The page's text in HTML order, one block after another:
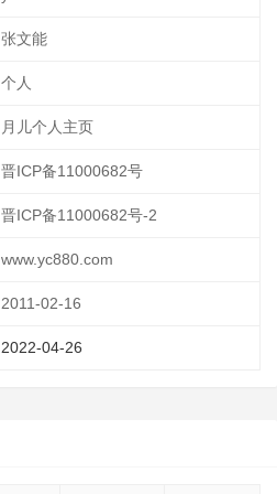
张文能
个人
月儿个人主页
晋ICP备11000682号
晋ICP备11000682号-2
www.yc880.com
2011-02-16
2022-04-26